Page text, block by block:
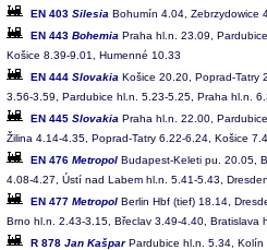
EN 403 Silesia Bohumín 4.04, Zebrzydowice
EN 443 Bohemia Praha hl.n. 23.09,
Košice 8.39-9.01, Humenné 10.33
EN 444 Slovakia Košice 20.20, Poprad-Tatry
3.56-3.59, Pardubice hl.n. 5.23-5.25, Praha hl.n.
EN 445 Slovakia Praha hl.n. 22.00,
Žilina 4.14-4.35, Poprad-Tatry 6.22-6.24, Košice
EN 476 Metropol Budapest-Keleti pu. 20.05,
4.08-4.27, Ústí nad Labem hl.n. 5.41-5.43,
EN 477 Metropol Berlin Hbf (tief) 18.14,
Brno hl.n. 2.43-3.15, Břeclav 3.49-4.40,
R 878 Jan KašparPardubice hl.n. 5.34, Kolín